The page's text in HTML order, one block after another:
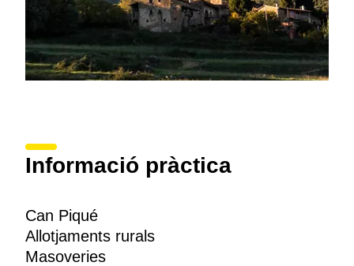
Informació pràctica
Can Piqué
Allotjaments rurals
Masoveries